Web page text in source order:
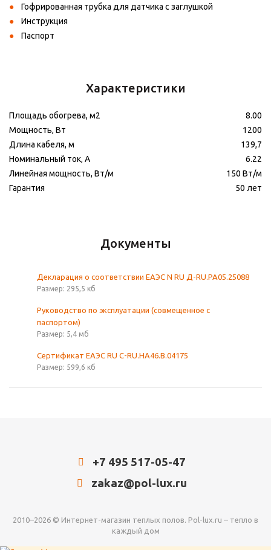
Гофрированная трубка для датчика с заглушкой
Инструкция
Паспорт
Характеристики
Площадь обогрева, м2
8.00
Мощность, Вт
1200
Длина кабеля, м
139,7
Номинальный ток, А
6.22
Линейная мощность, Вт/м
150 Вт/м
Гарантия
50 лет
Документы
Декларация о соответствии ЕАЭС N RU Д-RU.PA05.25088
Размер: 295,5 кб
Руководство по эксплуатации (совмещенное с
паспортом)
Размер: 5,4 мб
Сертификат ЕАЭС RU C-RU.HA46.В.04175
Размер: 599,6 кб
+7 495 517-05-47
zakaz@pol-lux.ru
2010–2026 © Интернет-магазин теплых полов. Pol-lux.ru – тепло в
каждый дом